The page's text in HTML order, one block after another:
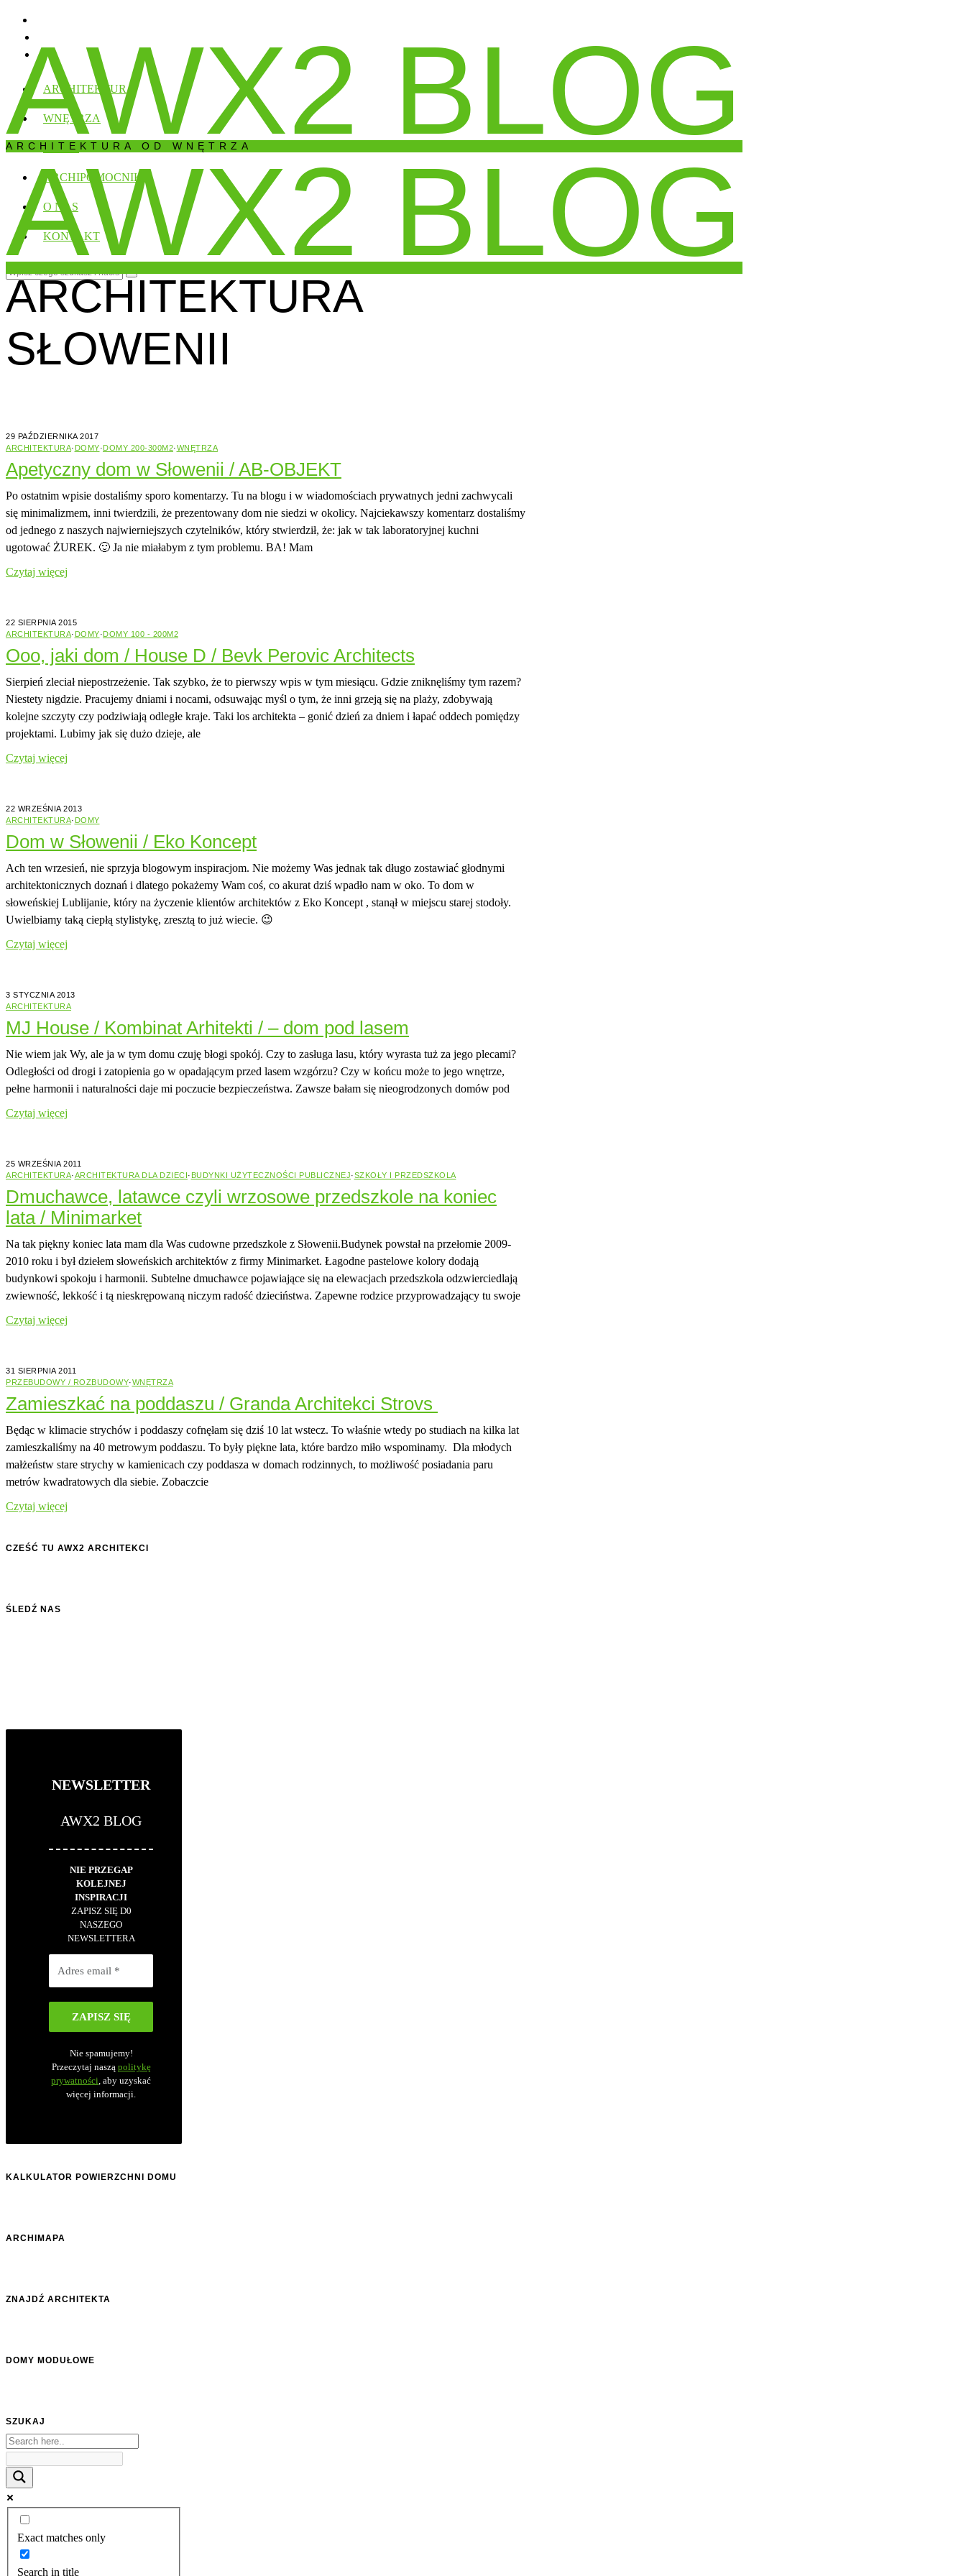
ARCHITEKTURA
WNĘTRZA
DOMY
ARCHIPOMOCNIK
O NAS
KONTAKT
AWX2 BLOG
ARCHITEKTURA OD WNĘTRZA
AWX2 BLOG
ARCHITEKTURA
SŁOWENII
29 PAŹDZIERNIKA 2017
ARCHITEKTURA· DOMY·DOMY 200-300M2·WNĘTRZA
Apetyczny dom w Słowenii / AB-OBJEKT
Po ostatnim wpisie dostaliśmy sporo komentarzy. Tu na blogu i w wiadomościach prywatnych jedni zachwycali
się minimalizmem, inni twierdzili, że prezentowany dom nie siedzi w okolicy. Najciekawszy komentarz dostaliśmy
od jednego z naszych najwierniejszych czytelników, który stwierdził, że: jak w tak laboratoryjnej kuchni
ugotować ŻUREK. 🙂 Ja nie miałabym z tym problemu. BA! Mam
Czytaj więcej
22 SIERPNIA 2015
ARCHITEKTURA· DOMY·DOMY 100 - 200M2
Ooo, jaki dom / House D / Bevk Perovic Architects
Sierpień zleciał niepostrzeżenie. Tak szybko, że to pierwszy wpis w tym miesiącu. Gdzie zniknęliśmy tym razem?
Niestety nigdzie. Pracujemy dniami i nocami, odsuwając myśl o tym, że inni grzeją się na plaży, zdobywają
kolejne szczyty czy podziwiają odległe kraje. Taki los architekta – gonić dzień za dniem i łapać oddech pomiędzy
projektami. Lubimy jak się dużo dzieje, ale
Czytaj więcej
22 WRZEŚNIA 2013
ARCHITEKTURA· DOMY
Dom w Słowenii / Eko Koncept
Ach ten wrzesień, nie sprzyja blogowym inspiracjom. Nie możemy Was jednak tak długo zostawiać głodnymi
architektonicznych doznań i dlatego pokażemy Wam coś, co akurat dziś wpadło nam w oko. To dom w
słoweńskiej Lublijanie, który na życzenie klientów architektów z Eko Koncept , stanął w miejscu starej stodoły.
Uwielbiamy taką ciepłą stylistykę, zresztą to już wiecie. 😉
Czytaj więcej
3 STYCZNIA 2013
ARCHITEKTURA
MJ House / Kombinat Arhitekti / – dom pod lasem
Nie wiem jak Wy, ale ja w tym domu czuję błogi spokój. Czy to zasługa lasu, który wyrasta tuż za jego plecami?
Odległości od drogi i zatopienia go w opadającym przed lasem wzgórzu? Czy w końcu może to jego wnętrze,
pełne harmonii i naturalności daje mi poczucie bezpieczeństwa. Zawsze bałam się nieogrodzonych domów pod
Czytaj więcej
25 WRZEŚNIA 2011
ARCHITEKTURA·ARCHITEKTURA DLA DZIECI· BUDYNKI UŻYTECZNOŚCI PUBLICZNEJ·SZKOŁY I PRZEDSZKOLA
Dmuchawce, latawce czyli wrzosowe przedszkole na koniec
lata / Minimarket
Na tak piękny koniec lata mam dla Was cudowne przedszkole z Słowenii.Budynek powstał na przełomie 2009-
2010 roku i był dziełem słoweńskich architektów z firmy Minimarket. Łagodne pastelowe kolory dodają
budynkowi spokoju i harmonii. Subtelne dmuchawce pojawiające się na elewacjach przedszkola odzwierciedlają
zwiewność, lekkość i tą nieskrępowaną niczym radość dzieciństwa. Zapewne rodzice przyprowadzający tu swoje
Czytaj więcej
31 SIERPNIA 2011
PRZEBUDOWY / ROZBUDOWY·WNĘTRZA
Zamieszkać na poddaszu / Granda Architekci Strovs
Będąc w klimacie strychów i poddaszy cofnęłam się dziś 10 lat wstecz. To właśnie wtedy po studiach na kilka lat
zamieszkaliśmy na 40 metrowym poddaszu. To były piękne lata, które bardzo miło wspominamy. Dla młodych
małżeństw stare strychy w kamienicach czy poddasza w domach rodzinnych, to możliwość posiadania paru
metrów kwadratowych dla siebie. Zobaczcie
Czytaj więcej
CZEŚĆ TU AWX2 ARCHITEKCI
ŚLEDŹ NAS
NEWSLETTER
AWX2 BLOG
NIE PRZEGAP
KOLEJNEJ
INSPIRACJI
ZAPISZ SIĘ D0
NASZEGO
NEWSLETTERA
Nie spamujemy!
Przeczytaj naszą politykę
prywatności , aby uzyskać
więcej informacji.
KALKULATOR POWIERZCHNI DOMU
ARCHIMAPA
ZNAJDŹ ARCHITEKTA
DOMY MODUŁOWE
SZUKAJ
Exact matches only
Search in title